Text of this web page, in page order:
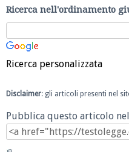
Ricerca nell'ordinamento
Ricerca personalizzata
Disclaimer: gli articoli presenti nel
Pubblica questo articolo